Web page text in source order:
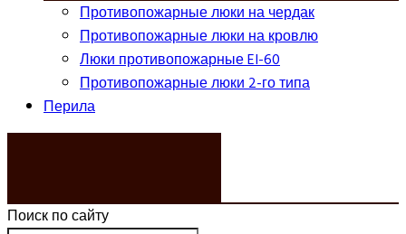
Противопожарные люки на чердак
Противопожарные люки на кровлю
Люки противопожарные EI-60
Противопожарные люки 2-го типа
Перила
Поиск по сайту